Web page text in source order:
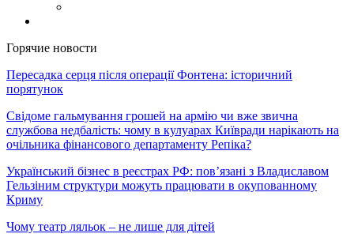
Горячие новости
Пересадка серця після операції Фонтена: історичний
порятунок
Свідоме гальмування грошей на армію чи вже звична
службова недбалість: чому в кулуарах Київради нарікають на
очільника фінансового департаменту Репіка?
Український бізнес в реєстрах РФ: пов’язані з Владиславом
Гельзіним структури можуть працювати в окупованному
Криму
Чому театр ляльок – не лише для дітей